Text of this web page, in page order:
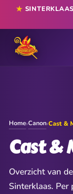
★
Home›Canon›Cast &
Cast &
Overzicht van
Sinterklaas. Per